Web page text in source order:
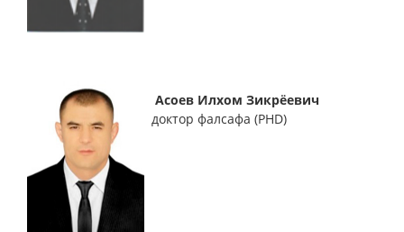
Асоев Илхом Зикрёевич
доктор фалсафа (PHD)